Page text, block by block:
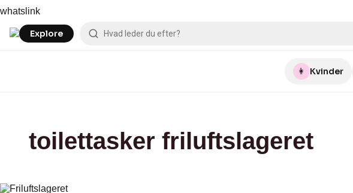
to
content
whatslink
Explore
👩 Kvinder
toilettasker friluftslageret